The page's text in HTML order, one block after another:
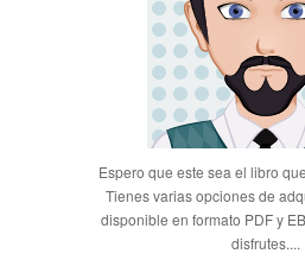
Espero que este sea el libro
Tienes varias opciones de
disponible en formato PDF y
disfrutes....